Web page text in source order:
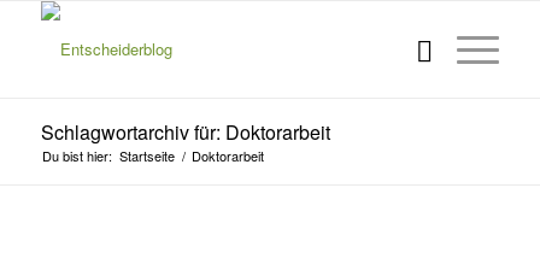
Schlagwortarchiv für: Doktorarbeit
Du bist hier: Startseite / Doktorarbeit